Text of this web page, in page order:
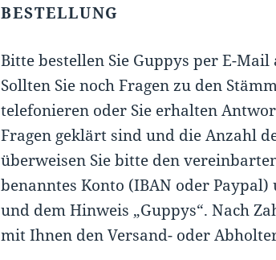
BESTELLUNG
Bitte bestellen Sie Guppys per E-
Sollten Sie noch Fragen zu den
telefonieren oder Sie erhalten
Fragen geklärt sind und die Anzahl
überweisen Sie bitte den
benanntes Konto (IBAN oder
und dem Hinweis „Guppys“. Nach
mit Ihnen den Versand- oder